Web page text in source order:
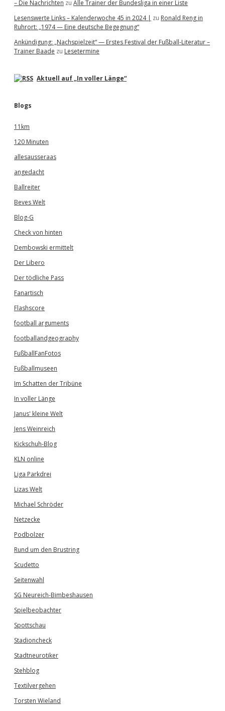
– Die Nachrichten zu Alle Trainer der Bundesliga in einer Liste
Lesenswerte Links – Kalenderwoche 45 in 2024 | zu Ronald Reng in
Ruhrort: „1974 — Eine deutsche Begegnung“
Ankündigung: „Nachspielzeit“ — Erstes Festival der Fußball-Literatur –
Trainer Baade zu Lesetermine
Aktuell auf „In voller Länge“
Blogs
11km
120 Minuten
allesausseraas
angedacht
Ballreiter
Beves Welt
Blog-G
Check von hinten
Dembowski ermittelt
Der Libero
Der tödliche Pass
Fanartisch
Flashscore
football arguments
footballandgeography
FußballFanFotos
Fußballmuseen
Im Schatten der Tribüne
In voller Länge
Janus' kleine Welt
Jens Weinreich
Kickschuh-Blog
KLN online
Liga Parkdrei
Lizas Welt
Michael Schröder
Netzecke
Podbolzer
Rund um den Brustring
Scudetto
Seitenwahl
SG Neureich-Bimbeshausen
Spielbeobachter
Spottschau
Stadioncheck
Stadtneurotiker
Stehblog
Textilvergehen
Torsten Wieland